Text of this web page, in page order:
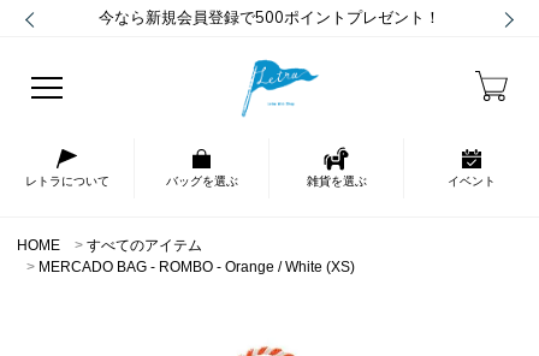
今なら新規会員登録で500ポイントプレゼント！
レトラについて バッグを選ぶ 雑貨を選ぶ イベント
HOME
すべてのアイテム
MERCADO BAG - ROMBO - Orange / White (XS)